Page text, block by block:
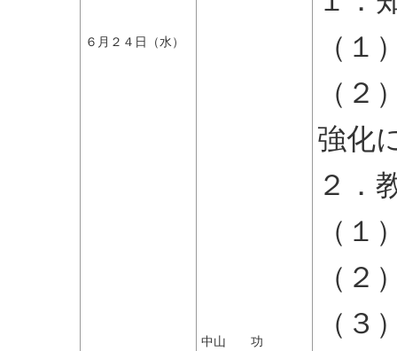
６月２４日（水）
中山 功
（
（
強化
２．
（
（
（